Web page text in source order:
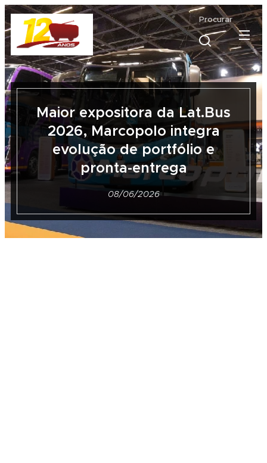
Procurar
Maior expositora da Lat.Bus
2026, Marcopolo integra
evolução de portfólio e
pronta-entrega
08/06/2026